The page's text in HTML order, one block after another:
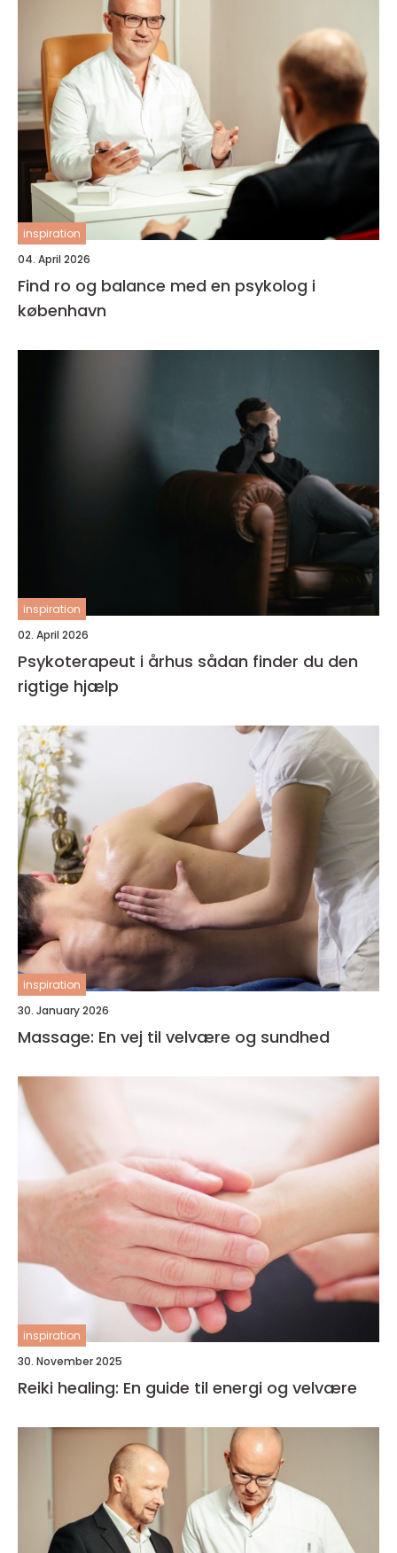
inspiration
04. April 2026
Find ro og balance med en psykolog i
københavn
inspiration
02. April 2026
Psykoterapeut i århus sådan finder du den
rigtige hjælp
inspiration
30. January 2026
Massage: En vej til velvære og sundhed
inspiration
30. November 2025
Reiki healing: En guide til energi og velvære